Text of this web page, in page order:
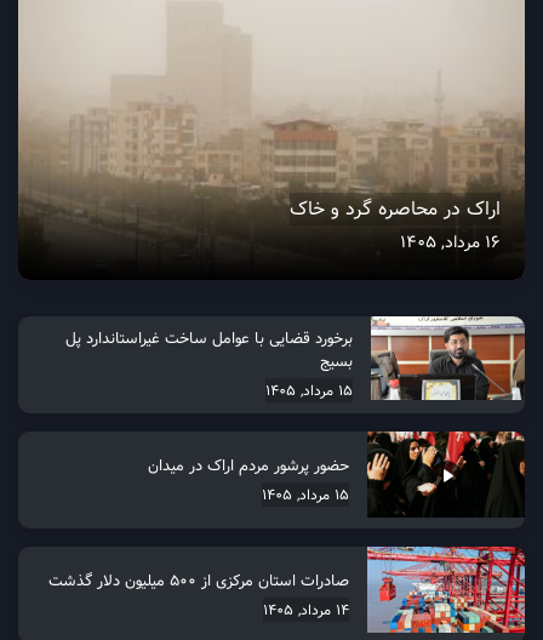
اراک در محاصره گرد و خاک
16 مرداد, 1405
برخورد قضایی با عوامل ساخت غیراستاندارد پل
بسیج
15 مرداد, 1405
حضور پرشور مردم اراک در میدان
15 مرداد, 1405
صادرات استان مرکزی از 500 میلیون دلار گذشت
14 مرداد, 1405